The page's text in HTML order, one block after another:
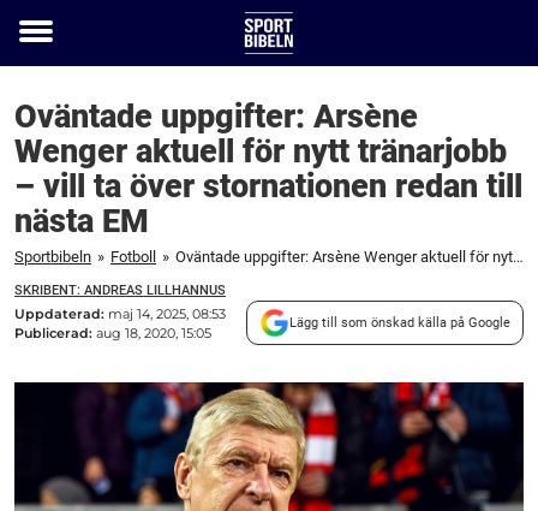
Toggle
Oväntade uppgifter: Arsène
Wenger aktuell för nytt tränarjobb
– vill ta över stornationen redan till
nästa EM
Sportbibeln » Fotboll » Oväntade uppgifter: Arsène Wenger aktuell för nytt tränarjobb – vill ta över stornationen redan till nästa EM
SKRIBENT: ANDREAS LILLHANNUS
Uppdaterad: maj 14, 2025, 08:53
Publicerad: aug 18, 2020, 15:05
Lägg till som önskad källa på Google